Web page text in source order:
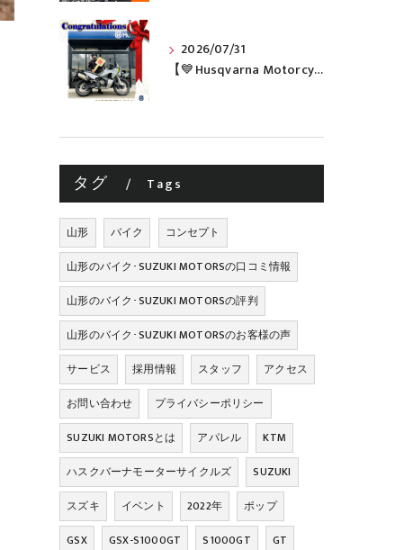
2026/07/31
【💙Husqvarna Motorcycles / NORDEN 901💙】 ご納車おめでとうございます🎉✨
タグ Tags
山形 バイク
コンセプト
山形のバイク･SUZUKI MOTORSの口コミ情報
山形のバイク･SUZUKI MOTORSの評判
山形のバイク･SUZUKI MOTORSのお客様の声
サービス
採用情報 スタッフ
アクセス
お問い合わせ
プライバシーポリシー
SUZUKI MOTORSとは
アパレル
KTM
ハスクバーナモーターサイクルズ
SUZUKI
スズキ
イベント 2022年
ポップ
GSX
GSX-S1000GT S1000GT
GT